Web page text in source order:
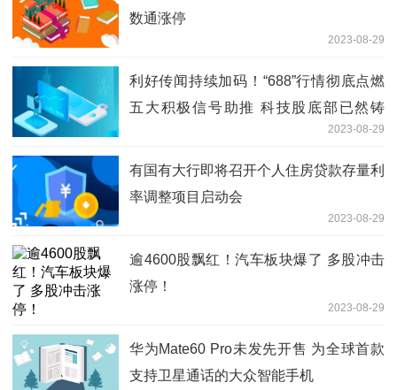
数通涨停
2023-08-29
利好传闻持续加码！“688”行情彻底点燃
五大积极信号助推 科技股底部已然铸
2023-08-29
有国有大行即将召开个人住房贷款存量利
率调整项目启动会
2023-08-29
逾4600股飘红！汽车板块爆了 多股冲击
涨停！
2023-08-29
华为Mate60 Pro未发先开售 为全球首款
支持卫星通话的大众智能手机